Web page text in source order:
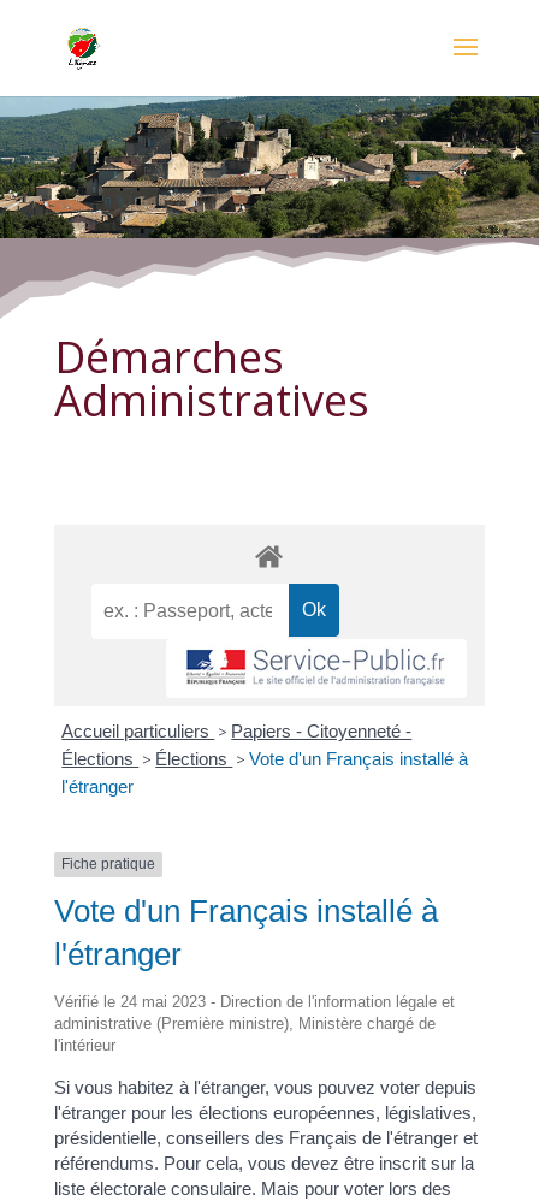
Démarches Administratives
Démarches
Administratives
Accueil particuliers > Papiers - Citoyenneté -
Élections > Élections > Vote d'un Français installé à
l'étranger
Fiche pratique
Vote d'un Français installé à
l'étranger
Vérifié le 24 mai 2023 - Direction de l'information légale et
administrative (Première ministre), Ministère chargé de
l'intérieur
Si vous habitez à l'étranger, vous pouvez voter depuis
l'étranger pour les élections européennes, législatives,
présidentielle, conseillers des Français de l'étranger et
référendums. Pour cela, vous devez être inscrit sur la
liste électorale consulaire. Mais pour voter lors des